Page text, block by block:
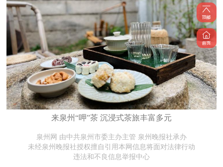
来泉州“呷”茶 沉浸式茶旅丰富多元
泉州网 由中共泉州市委主办主管 泉州晚报社承办
未经泉州晚报社授权擅自引用本网信息将面对法律行动
违法和不良信息举报中心